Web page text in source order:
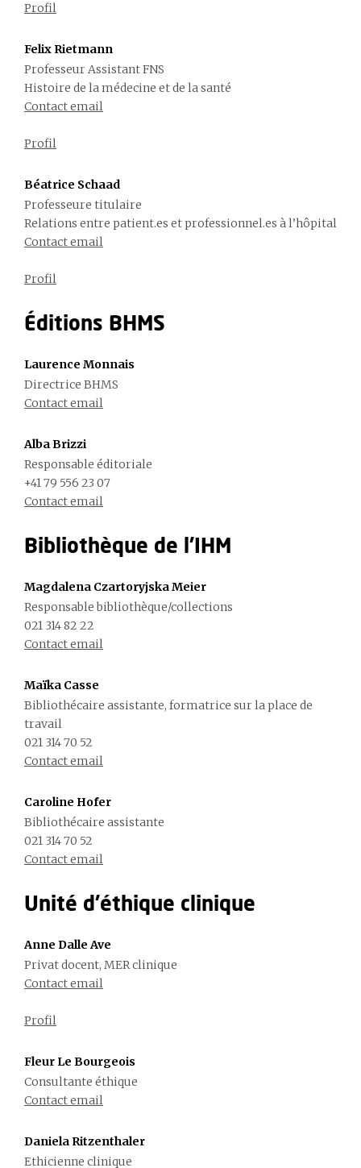
Profil
Felix Rietmann
Professeur Assistant FNS
Histoire de la médecine et de la santé
Contact email
Profil
Béatrice Schaad
Professeure titulaire
Relations entre patient.es et professionnel.es à l’hôpital
Contact email
Profil
Éditions BHMS
Laurence Monnais
Directrice BHMS
Contact email
Alba Brizzi
Responsable éditoriale
+41 79 556 23 07
Contact email
Bibliothèque de l'IHM
Magdalena Czartoryjska Meier
Responsable bibliothèque/collections
021 314 82 22
Contact email
Maïka Casse
Bibliothécaire assistante, formatrice sur la place de
travail
021 314 70 52
Contact email
Caroline Hofer
Bibliothécaire assistante
021 314 70 52
Contact email
Unité d'éthique clinique
Anne Dalle Ave
Privat docent, MER clinique
Contact email
Profil
Fleur Le Bourgeois
Consultante éthique
Contact email
Daniela Ritzenthaler
Ethicienne clinique